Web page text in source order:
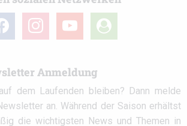
instagramyoutube
user-
circle
Anmeldung
dem Laufenden bleiben? Dann melde
an. Während der Saison erhältst
die wichtigsten News und Themen in